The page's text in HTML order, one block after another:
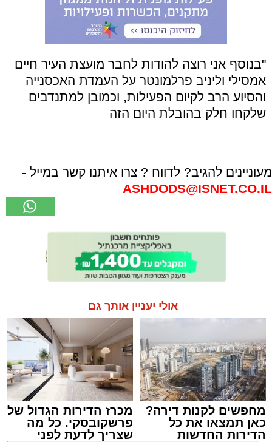
"בנוסף אני רוצה להודות לחבר מועצת העיר חיים
אמסילי וליניב פרלמונטר על העמדת האכסנייה
והסיוע הרב לקיום הפעילות, וכמובן למתנדבים
שלקחו חלק בהובלת היום הזה
מעוניינים להגיב? לדווח ? צרו איתנו קשר במייל -
ASHDODS@ISNET.CO.IL
אולי יעניין אותך גם
מחפשים לקנות דירה?
כאן תמצאו את כל
הדירות החדשות
מכרז הדירות הגדול של
פרשקובסקי. כל מה
שצריך לדעת לפני